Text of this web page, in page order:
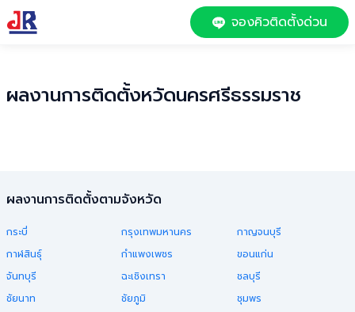
จองคิวติดตั้งด่วน
ผลงานการติดตั้งหวัดนครศรีธรรมราช
ผลงานการติดตั้งตามจังหวัด
กระบี่ กรุงเทพมหานคร
กาญจนบุรี
กาฬสินธุ์
กำแพงเพชร
ขอนแก่น
จันทบุรี
ฉะเชิงเทรา
ชลบุรี
ชัยนาท
ชัยภูมิ
ชุมพร